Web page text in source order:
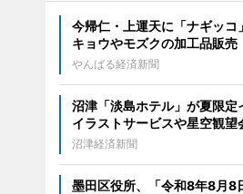
今帰仁・上運天に「ナギッ
キョウやモズクの加工品販売
やんばる経済新聞
沼津「淡島ホテル」が夏限
イラストサービスや星空観望
沼津経済新聞
墨田区役所、「令和8年8月8